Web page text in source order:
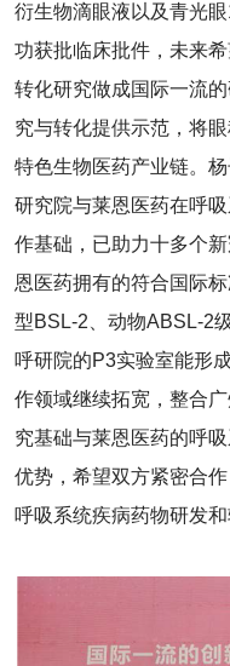
衍生物滴眼液以及青光
功获批临床批件，未来
转化研究做成国际一流
究与转化提供示范，将
特色生物医药产业链。
研究院与莱恩医药在呼
作基础，已助力十多个
恩医药拥有的符合国际
型BSL-2、动物ABSL-2
呼研院的P3实验室能形
作领域继续拓宽，整合
究基础与莱恩医药的呼
优势，希望双方紧密合
呼吸系统疾病药物研发